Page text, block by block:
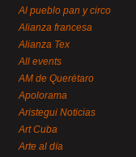
Al pueblo pan y circo
Alianza francesa
Alianza Tex
All events
AM de Querétaro
Apolorama
Aristegui Noticias
Art Cuba
Arte al día